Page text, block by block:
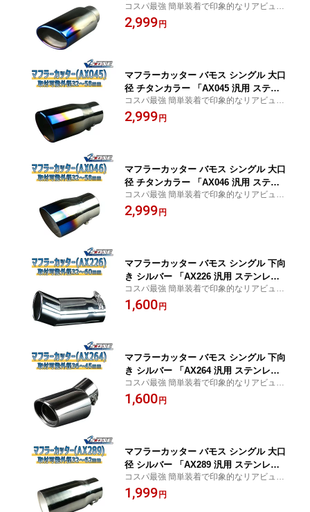
レス ホンダ」 取付外径32〜56mm
コスパ最強 簡単装着で印象的なリアビュー
に
2,999円
マフラーカッター バモス シングル 大口
径 チタンカラー 「AX045 汎用 ステン
レス ホンダ」 取付外径32〜58mm
コスパ最強 簡単装着で印象的なリアビュー
に
2,999円
マフラーカッター バモス シングル 大口
径 チタンカラー 「AX046 汎用 ステン
レス ホンダ」 取付外径32〜58mm
コスパ最強 簡単装着で印象的なリアビュー
に
2,999円
マフラーカッター バモス シングル 下向
き シルバー 「AX226 汎用 ステンレス
ホンダ」 取付外径32〜60mm
コスパ最強 簡単装着で印象的なリアビュー
に
1,600円
マフラーカッター バモス シングル 下向
き シルバー 「AX264 汎用 ステンレス
ホンダ」 取付外径36〜45mm
コスパ最強 簡単装着で印象的なリアビュー
に
1,600円
マフラーカッター バモス シングル 大口
径 シルバー 「AX289 汎用 ステンレス
ホンダ」 取付外径32〜62mm
コスパ最強 簡単装着で印象的なリアビュー
に
1,999円